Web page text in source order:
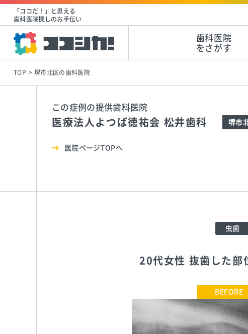
「ココだ！」と思える
歯科医院探しのお手伝い
歯科医院
をさがす
TOP 堺市北区の歯科医院
この症例の提供歯科医院
医療法人よつば徳祐会 松井歯科 堺市
医院ページTOPへ
虫歯
20代女性 抜歯した部